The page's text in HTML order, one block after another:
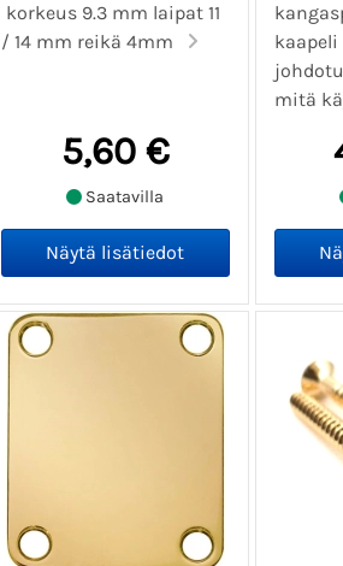
korkeus 9.3 mm laipat 11
/ 14 mm reikä 4mm
5,60 €
Saatavilla
mitä